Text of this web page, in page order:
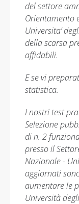
del settore
Orientamento
Universita’
della scarsa
affidabili.
E se vi
statistica.
I nostri test
Selezione
di n. 2
presso il
Nazionale -
aggiornati
aumentare le
Università